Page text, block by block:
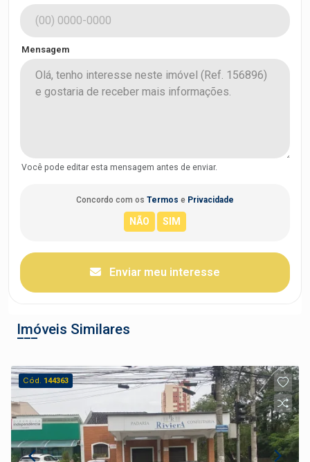
Mensagem
Você pode editar esta mensagem antes de enviar.
Concordo com os Termos e Privacidade
Enviar meu interesse
Imóveis Similares
Cód. 144363